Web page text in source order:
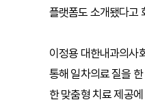
플랫폼도 소개됐다고
이정용 대한내과의사
통해 일차의료 질을
한 맞춤형 치료 제공